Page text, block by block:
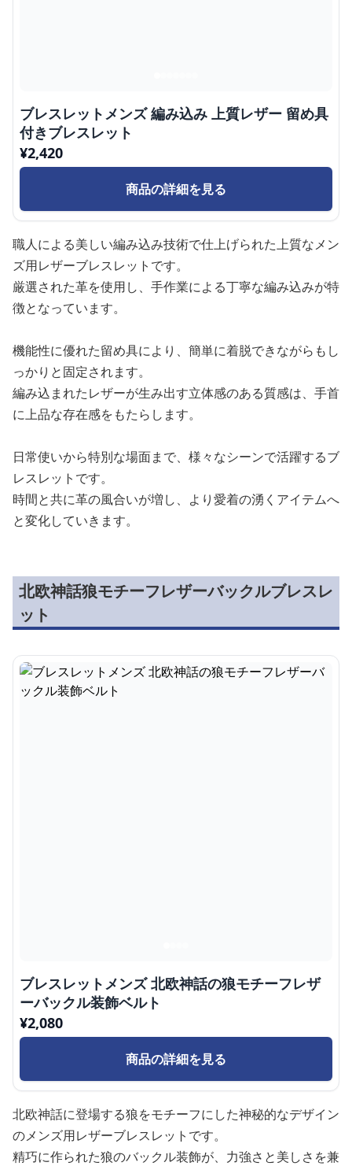
ブレスレットメンズ 編み込み 上質レザー 留め具
付きブレスレット
¥2,420
商品の詳細を見る
職人による美しい編み込み技術で仕上げられた上質なメン
ズ用レザーブレスレットです。
厳選された革を使用し、手作業による丁寧な編み込みが特
徴となっています。
機能性に優れた留め具により、簡単に着脱できながらもし
っかりと固定されます。
編み込まれたレザーが生み出す立体感のある質感は、手首
に上品な存在感をもたらします。
日常使いから特別な場面まで、様々なシーンで活躍するブ
レスレットです。
時間と共に革の風合いが増し、より愛着の湧くアイテムへ
と変化していきます。
北欧神話狼モチーフレザーバックルブレスレ
ット
ブレスレットメンズ 北欧神話の狼モチーフレザ
ーバックル装飾ベルト
¥2,080
商品の詳細を見る
北欧神話に登場する狼をモチーフにした神秘的なデザイン
のメンズ用レザーブレスレットです。
精巧に作られた狼のバックル装飾が、力強さと美しさを兼